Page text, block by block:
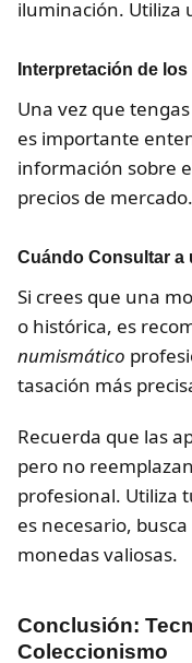
iluminación. Utiliza
Interpretación de
Una vez que
es importante
información sobre
precios de mercado.
Cuándo Consultar a
Si crees que una
o histórica, es
numismático
tasación más
Recuerda que las
pero no
profesional. Utiliza
es necesario,
monedas valiosas.
Conclusión:
Coleccionismo